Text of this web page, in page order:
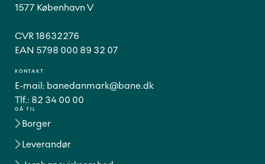
GÅ TIL
Borger
Leverandør
1577 København V
CVR 18632276
EAN 5798 000 89 32 07
KONTAKT
E-mail: banedanmark@bane.dk
Tlf.: 82 34 00 00